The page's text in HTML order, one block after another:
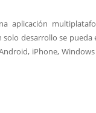
aplicación
desarrollo se pueda
iPhone,